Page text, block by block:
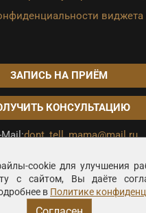
cookie для улучшения
с сайтом, Вы даёте
в Политике
виджета
ЗАПИСЬ НА ПРИЁМ
КОНСУЛЬТАЦИЮ
Mail:dont_tell_mama@mail.ru